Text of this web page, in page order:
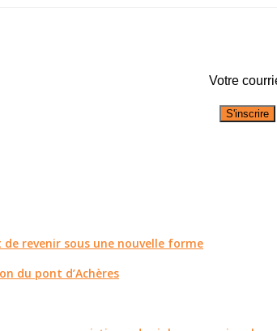
Votre
revenir sous une nouvelle forme
du pont d’Achères